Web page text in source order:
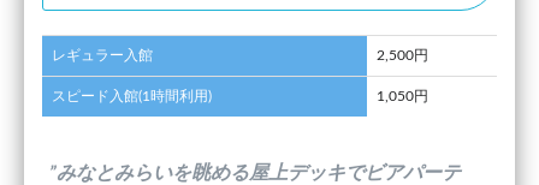
レギュラー入館 2,500円
スピード入館(1時間利用) 1,050円
”みなとみらいを眺める屋上デッキでビアパーテ